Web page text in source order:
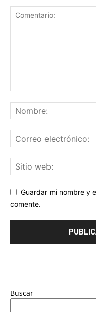
Guardar mi nombre y
comente.
Buscar